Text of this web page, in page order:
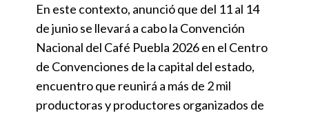
En este contexto, anunció que del 11 al 14
de junio se llevará a cabo la Convención
Nacional del Café Puebla 2026 en el Centro
de Convenciones de la capital del estado,
encuentro que reunirá a más de 2 mil
productoras y productores organizados de